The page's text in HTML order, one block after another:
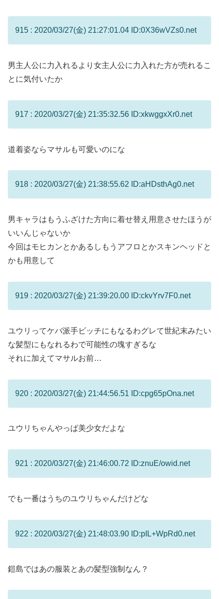
915 : 2020/03/27(金) 21:27:01.04 ID:0X36wVZs0.net
男主人公に力入れるより女主人公に力入れた方が売れるこ
とに気付いたか
917 : 2020/03/27(金) 21:35:32.56 ID:xkwggxXr0.net
道着姿ならマサルも可愛いのにな
918 : 2020/03/27(金) 21:38:55.62 ID:aHDsthAg0.net
男キャラはもうふざけた方向に着せ替え用意させたほうが
いいんじゃないか
今回はモヒカンとかあるしもうアフロとかスキンヘッドと
かも用意して
919 : 2020/03/27(金) 21:39:20.00 ID:ckvYrv7F0.net
ユウリってケバ派手ビッチにもなるわグレて世紀末みたい
な髪型にもなれるわで可能性の塊すぎるな
それに加えてマサルお前…
920 : 2020/03/27(金) 21:44:56.51 ID:cpg65pOna.net
ユウリちゃんやっぱ美少女だよな
921 : 2020/03/27(金) 21:46:00.72 ID:znuE/owid.net
でも一番はうちのユウリちゃんだけどな
922 : 2020/03/27(金) 21:48:03.90 ID:pIL+WpRd0.net
鎧島ではあの服装とあの髪型強制なん？